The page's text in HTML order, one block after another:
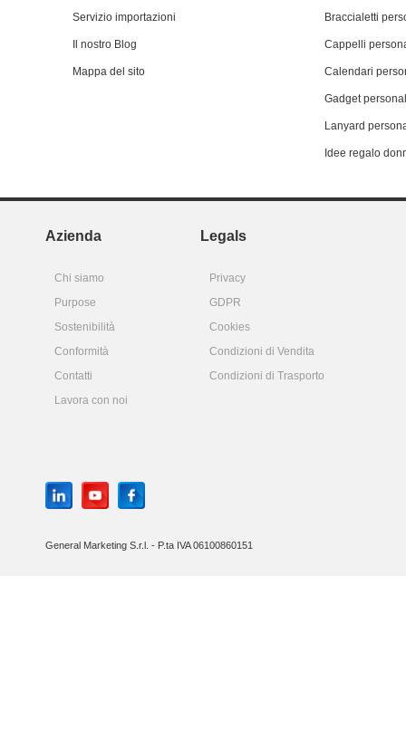
Servizio importazioni
Il nostro Blog
Mappa del sito
Braccialetti
Cappelli
Calendari
Gadget
Lanyard
Idee regalo
Azienda Legals
Chi siamo
Privacy
Purpose
GDPR
Sostenibilità
Cookies
Conformità
Condizioni di Vendita
Contatti
Condizioni di Trasporto
Lavora con noi
General Marketing S.r.l. - P.ta IVA 06100860151